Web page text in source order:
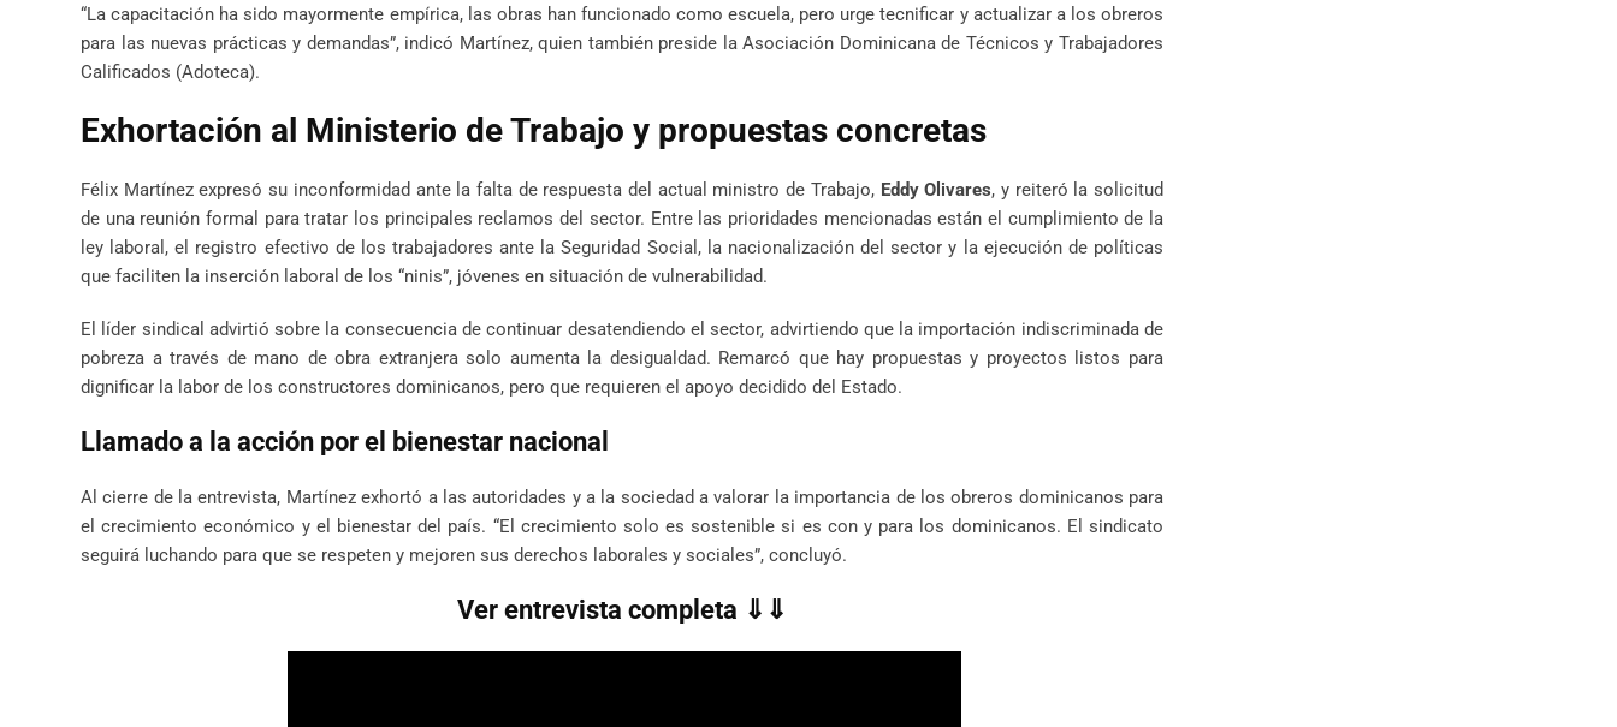
“La capacitación ha sido mayormente empírica, las obras han funcionado como escuela, pero urge tecnificar y actualizar a los obreros
para las nuevas prácticas y demandas”, indicó Martínez, quien también preside la Asociación Dominicana de Técnicos y Trabajadores
Calificados (Adoteca).
Exhortación al Ministerio de Trabajo y propuestas concretas
Félix Martínez expresó su inconformidad ante la falta de respuesta del actual ministro de Trabajo, Eddy Olivares, y reiteró la solicitud
de una reunión formal para tratar los principales reclamos del sector. Entre las prioridades mencionadas están el cumplimiento de la
ley laboral, el registro efectivo de los trabajadores ante la Seguridad Social, la nacionalización del sector y la ejecución de políticas
que faciliten la inserción laboral de los “ninis”, jóvenes en situación de vulnerabilidad.
El líder sindical advirtió sobre la consecuencia de continuar desatendiendo el sector, advirtiendo que la importación indiscriminada de
pobreza a través de mano de obra extranjera solo aumenta la desigualdad. Remarcó que hay propuestas y proyectos listos para
dignificar la labor de los constructores dominicanos, pero que requieren el apoyo decidido del Estado.
Llamado a la acción por el bienestar nacional
Al cierre de la entrevista, Martínez exhortó a las autoridades y a la sociedad a valorar la importancia de los obreros dominicanos para
el crecimiento económico y el bienestar del país. “El crecimiento solo es sostenible si es con y para los dominicanos. El sindicato
seguirá luchando para que se respeten y mejoren sus derechos laborales y sociales”, concluyó.
Ver entrevista completa ⇓⇓